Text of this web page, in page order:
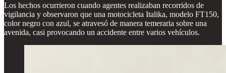
Los hechos ocurrieron cuando agentes realizaban recorridos de
vigilancia y observaron que una motocicleta Italika, modelo FT150,
color negro con azul, se atravesó de manera temeraria sobre una
avenida, casi provocando un accidente entre varios vehículos.